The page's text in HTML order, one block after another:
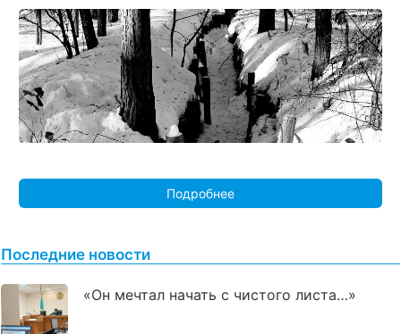
Подробнее
Последние новости
«Он мечтал начать с чистого листа…»